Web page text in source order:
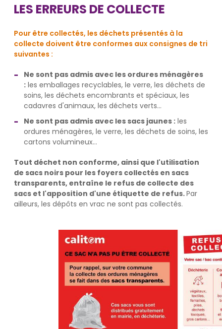
LES ERREURS DE COLLECTE
Pour être collectés, les déchets présentés à la
collecte doivent être conformes aux consignes de tri
suivantes :
Ne sont pas admis avec les ordures ménagères
:les emballages recyclables, le verre, les déchets de
soins, les déchets encombrants et spéciaux, les
cadavres d'animaux, les déchets verts...
Ne sont pas admis avec les sacs jaunes :les
ordures ménagères, le verre, les déchets de soins, les
cartons volumineux...
Tout déchet non conforme, ainsi que l'utilisation
de sacs noirs pour les foyers collectés en sacs
transparents, entraîne le refus de collecte des
sacs et l'apposition d'une étiquette de refus.Par
ailleurs, les dépôts en vrac ne sont pas collectés.